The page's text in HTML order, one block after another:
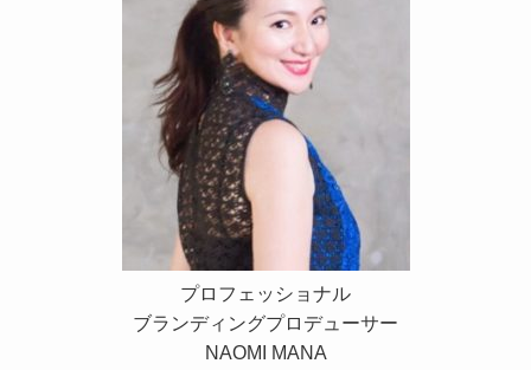
プロフェッショナル
ブランディングプロデューサー
NAOMI MANA